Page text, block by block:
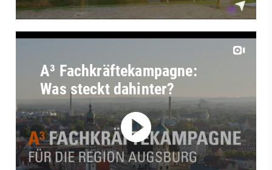
A³ Fachkräftekampagne:
Was steckt dahinter?